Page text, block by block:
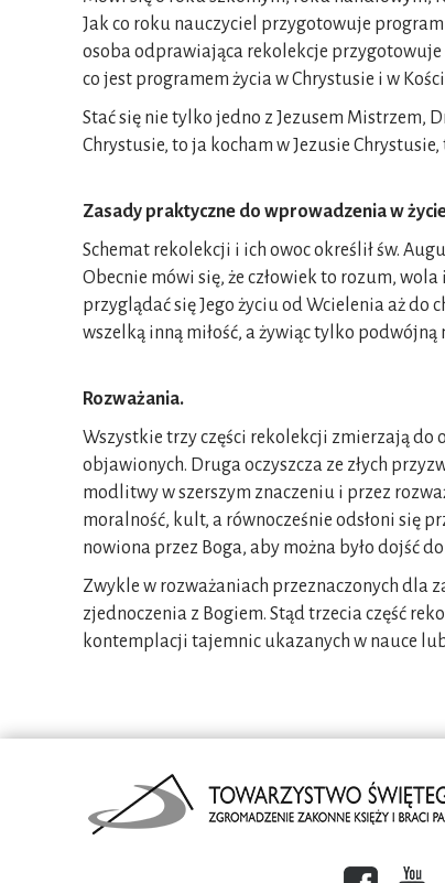
Jak co roku nauczyciel przygotowuje
osoba odprawiająca rekolekcje przygotowuje
co jest programem życia w Chrystusie i w
Stać się nie tylko jedno z Jezusem Mistrzem,
Chrystusie, to ja kocham w Jezusie
Zasady praktyczne do wprowadzenia w
Schemat rekolekcji i ich owoc określił św.
Obecnie mówi się, że człowiek to rozum,
przyglądać się Jego życiu od Wcielenia aż do
wszelką inną miłość, a żywiąc tylko
Rozważania.
Wszystkie trzy części rekolekcji zmierzają do
objawionych. Druga oczyszcza ze złych
modlitwy w szerszym znaczeniu i przez
moralność, kult, a równocześnie odsłoni się
nowiona przez Boga, aby można było dojść
Zwykle w rozważaniach przeznaczonych dla
zjednoczenia z Bogiem. Stąd trzecia część
kontemplacji tajemnic ukazanych w nauce